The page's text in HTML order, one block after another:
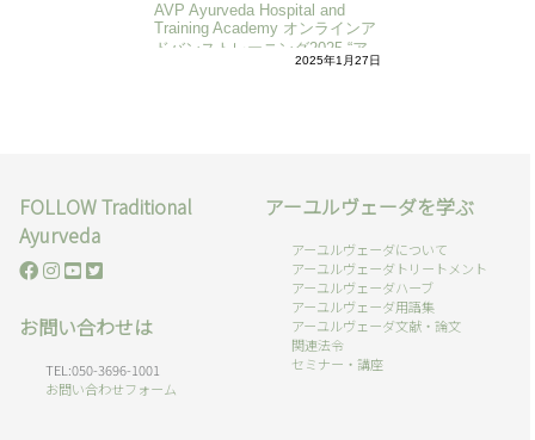
AVP Ayurveda Hospital and
Training Academy オンラインア
ドバンストレーニング2025 “ア
レルギーと花粉症”編
2025年1月27日
FOLLOW Traditional
Ayurveda
お問い合わせは
TEL:050-3696-1001
お問い合わせフォーム
アーユルヴェーダを学ぶ
アーユルヴェーダについて
アーユルヴェーダトリートメント
アーユルヴェーダハーブ
アーユルヴェーダ用語集
アーユルヴェーダ文献・論文
関連法令
セミナー・講座